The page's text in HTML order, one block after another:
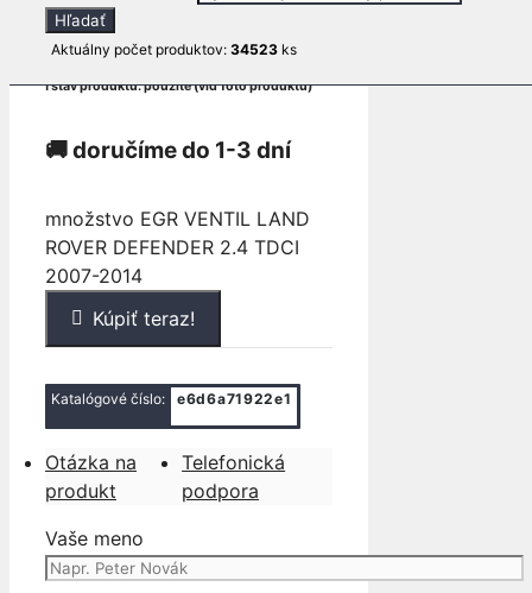
Hľadať
Aktuálny počet produktov: 34523 ks
74€
ℹ stav produktu: použité (viď foto produktu)
🚚 doručíme do 1-3 dní
množstvo EGR VENTIL LAND
ROVER DEFENDER 2.4 TDCI
2007-2014
Kúpiť teraz!
Katalógové číslo: e6d6a71922e1
Otázka na
produkt
Telefonická
podpora
Vaše meno